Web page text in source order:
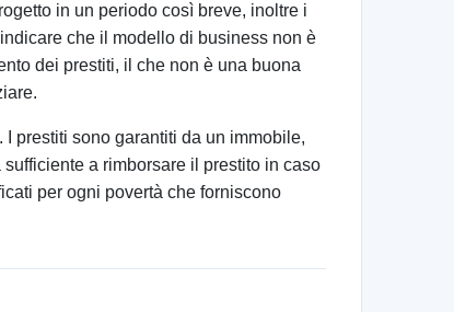
in un periodo così breve, inoltre i
che il modello di business non è
dei prestiti, il che non è una buona
prestiti sono garantiti da un immobile,
a rimborsare il prestito in caso
per ogni povertà che forniscono